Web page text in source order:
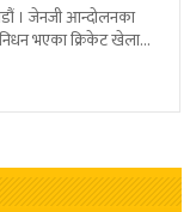
। जेनजी आन्दोलनका
भएका क्रिकेट खेलाडी
राष्ट्रिय खेलकुद